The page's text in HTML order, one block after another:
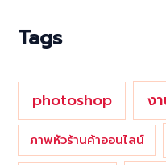
Tags
photoshop ง
ภาพหัวร้านค้าออนไลน์